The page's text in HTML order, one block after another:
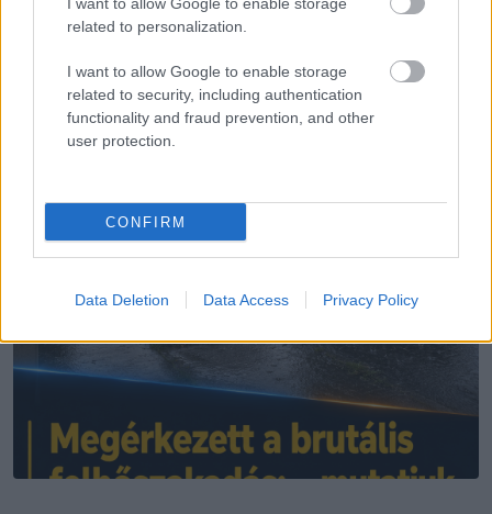
related to personalization.
I want to allow Google to enable storage
related to security, including authentication
functionality and fraud prevention, and other
user protection.
CONFIRM
Data Deletion Data Access Privacy Policy